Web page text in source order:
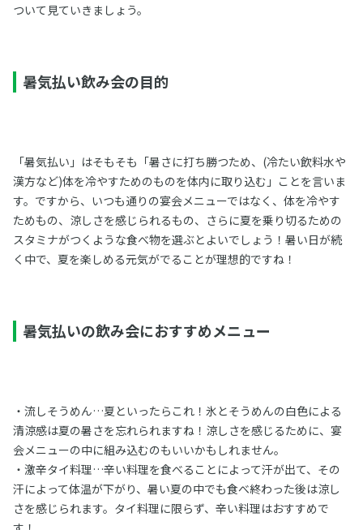
ついて見ていきましょう。
暑気払い飲み会の目的
「暑気払い」はそもそも「暑さに打ち勝つため、(冷たい飲料水や
漢方など)体を冷やすためのものを体内に取り込む」ことを言いま
す。ですから、いつも通りの宴会メニューではなく、体を冷やす
ためもの、涼しさを感じられるもの、さらに夏を乗り切るための
スタミナがつくような食べ物を選ぶとよいでしょう！暑い日が続
く中で、夏を楽しめる元気がでることが理想的ですね！
暑気払いの飲み会におすすめメニュー
・流しそうめん…夏といったらこれ！氷とそうめんの白色による
清涼感は夏の暑さを忘れられますね！涼しさを感じるために、宴
会メニューの中に組み込むのもいいかもしれません。
・激辛タイ料理…辛い料理を食べることによって汗が出て、その
汗によって体温が下がり、暑い夏の中でも食べ終わった後は涼し
さを感じられます。タイ料理に限らず、辛い料理はおすすめで